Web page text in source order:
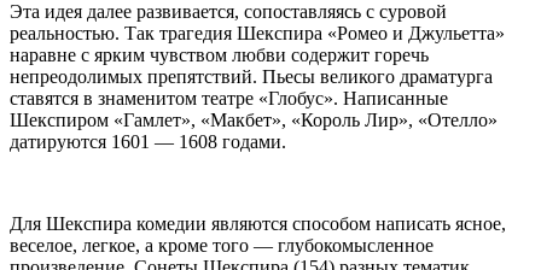
Эта идея далее развивается, сопоставляясь с суровой
реальностью. Так трагедия Шекспира «Ромео и Джульетта»
наравне с ярким чувством любви содержит горечь
непреодолимых препятствий. Пьесы великого драматурга
ставятся в знаменитом театре «Глобус». Написанные
Шекспиром «Гамлет», «Макбет», «Король Лир», «Отелло»
датируются 1601 — 1608 годами.
Для Шекспира комедии являются способом написать ясное,
веселое, легкое, а кроме того — глубокомысленное